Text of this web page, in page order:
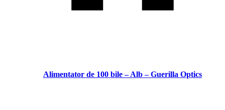
Alimentator de 100 bile – Alb – Guerilla Optics